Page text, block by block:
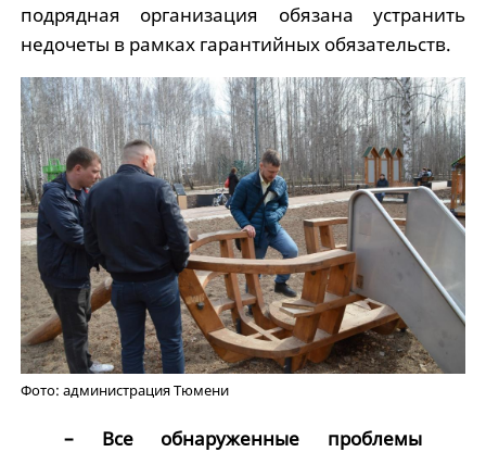
подрядная организация обязана устранить
недочеты в рамках гарантийных обязательств.
Фото: администрация Тюмени
– Все обнаруженные проблемы